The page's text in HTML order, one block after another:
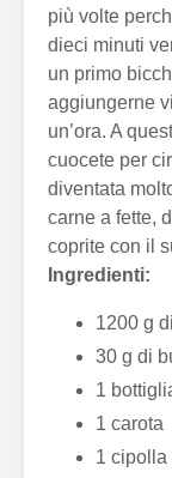
più volte
dieci minuti
un primo
aggiungerne
un’ora. A
cuocete per
diventata
carne a fette,
coprite con il
Ingredienti:
1200 g
30 g di
1
1 carota
1 cipolla